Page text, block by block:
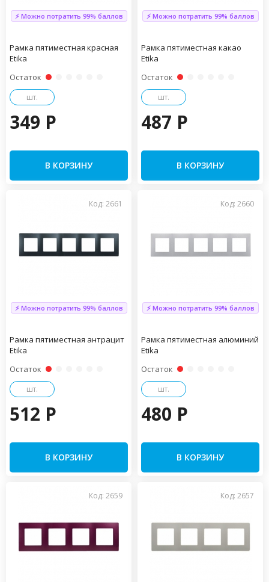
⚡ Можно потратить 99% баллов
Рамка пятиместная красная
Etika
Остаток
шт.
349 P
В КОРЗИНУ
⚡ Можно потратить 99% баллов
Рамка пятиместная какао
Etika
Остаток
шт.
487 P
В КОРЗИНУ
Код: 2661
⚡ Можно потратить 99% баллов
Рамка пятиместная антрацит
Etika
Остаток
шт.
512 P
В КОРЗИНУ
Код: 2660
⚡ Можно потратить 99% баллов
Рамка пятиместная алюминий
Etika
Остаток
шт.
480 P
В КОРЗИНУ
Код: 2659 Код: 2657